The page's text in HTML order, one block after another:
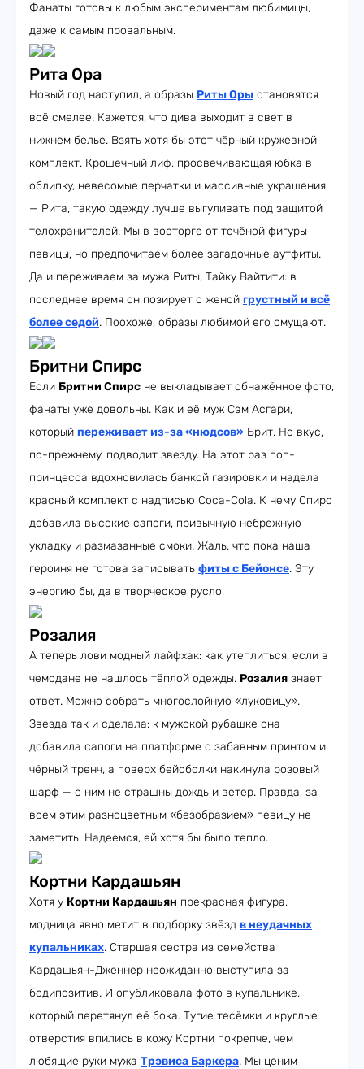
Фанаты готовы к любым экспериментам любимицы,
даже к самым провальным.
Рита Ора
Новый год наступил, а образы Риты Оры становятся
всё смелее. Кажется, что дива выходит в свет в
нижнем белье. Взять хотя бы этот чёрный кружевной
комплект. Крошечный лиф, просвечивающая юбка в
облипку, невесомые перчатки и массивные украшения
— Рита, такую одежду лучше выгуливать под защитой
телохранителей. Мы в восторге от точёной фигуры
певицы, но предпочитаем более загадочные аутфиты.
Да и переживаем за мужа Риты, Тайку Вайтити: в
последнее время он позирует с женой грустный и всё
более седой. Поохоже, образы любимой его смущают.
Бритни Спирс
Если Бритни Спирс не выкладывает обнажённое фото,
фанаты уже довольны. Как и её муж Сэм Асгари,
который переживает из-за «нюдсов» Брит. Но вкус,
по-прежнему, подводит звезду. На этот раз поп-
принцесса вдохновилась банкой газировки и надела
красный комплект с надписью Coca-Cola. К нему Спирс
добавила высокие сапоги, привычную небрежную
укладку и размазанные смоки. Жаль, что пока наша
героиня не готова записывать фиты с Бейонсе. Эту
энергию бы, да в творческое русло!
Розалия
А теперь лови модный лайфхак: как утеплиться, если в
чемодане не нашлось тёплой одежды. Розалия знает
ответ. Можно собрать многослойную «луковицу».
Звезда так и сделала: к мужской рубашке она
добавила сапоги на платформе с забавным принтом и
чёрный тренч, а поверх бейсболки накинула розовый
шарф — с ним не страшны дождь и ветер. Правда, за
всем этим разноцветным «безобразием» певицу не
заметить. Надеемся, ей хотя бы было тепло.
Кортни Кардашьян
Хотя у Кортни Кардашьян прекрасная фигура,
модница явно метит в подборку звёзд в неудачных
купальниках. Старшая сестра из семейства
Кардашьян-Дженнер неожиданно выступила за
бодипозитив. И опубликовала фото в купальнике,
который перетянул её бока. Тугие тесёмки и круглые
отверстия впились в кожу Кортни покрепче, чем
любящие руки мужа Трэвиса Баркера. Мы ценим